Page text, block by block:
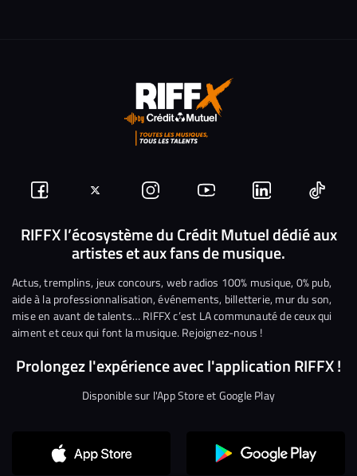
Suivez-
nous
Facebook
Suivez-
nous
sur
Twitter
Nous
rejoindre
sur
Instagram
Nous
rejoindre
sur
YouTube
Nous
rejoindre
sur
Linkedin
Nous
RIFFX l’écosystème du Crédit Mutuel dédié aux
artistes et aux fans de musique.
Actus, tremplins, jeux concours, web radios 100% musique, 0% pub,
aide à la professionnalisation, événements, billetterie, mur du son,
mise en avant de talents… RIFFX c’est LA communauté de ceux qui
aiment et ceux qui font la musique. Rejoignez-nous !
Prolongez l'expérience avec l'application RIFFX !
Disponible sur l'App Store et Google Play